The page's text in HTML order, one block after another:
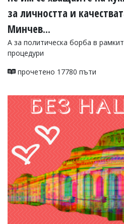
за личността и
Минчев...
А за политическа борба в
процедури
прочетено 17780 пъти